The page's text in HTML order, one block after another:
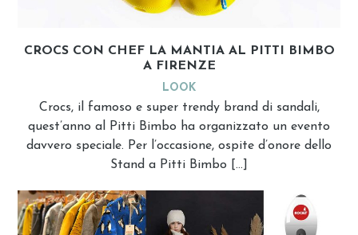
CROCS CON CHEF LA MANTIA AL PITTI BIMBO
A FIRENZE
LOOK
Crocs, il famoso e super trendy brand di sandali,
quest’anno al Pitti Bimbo ha organizzato un evento
davvero speciale. Per l’occasione, ospite d’onore dello
Stand a Pitti Bimbo […]